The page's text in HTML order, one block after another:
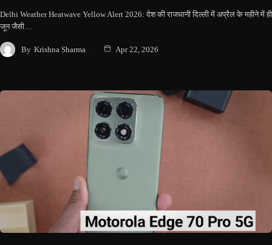
Delhi Weather Heatwave Yellow Alert 2026: देश की राजधानी दिल्ली में अप्रैल के महीने में ही
जून जैसी…
By Krishna Sharma Apr 22, 2026